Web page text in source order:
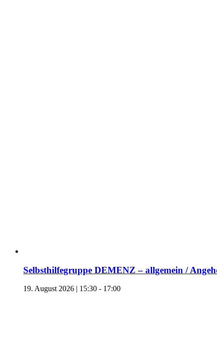
Selbsthilfegruppe DEMENZ – allgemein /
19. August 2026 | 15:30 - 17:00